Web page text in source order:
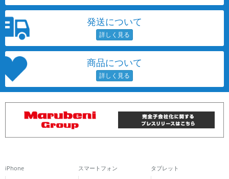
発送について
商品について
iPhone スマートフォン タブレット